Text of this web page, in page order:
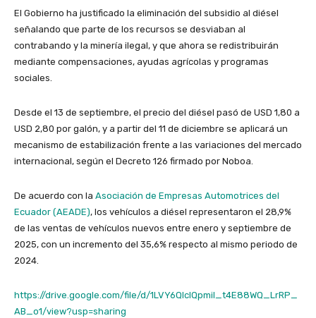
El Gobierno ha justificado la eliminación del subsidio al diésel
señalando que parte de los recursos se desviaban al
contrabando y la minería ilegal, y que ahora se redistribuirán
mediante compensaciones, ayudas agrícolas y programas
sociales.
Desde el 13 de septiembre, el precio del diésel pasó de USD 1,80 a
USD 2,80 por galón, y a partir del 11 de diciembre se aplicará un
mecanismo de estabilización frente a las variaciones del mercado
internacional, según el Decreto 126 firmado por Noboa.
De acuerdo con la Asociación de Empresas Automotrices del
Ecuador (AEADE), los vehículos a diésel representaron el 28,9%
de las ventas de vehículos nuevos entre enero y septiembre de
2025, con un incremento del 35,6% respecto al mismo periodo de
2024.
https://drive.google.com/file/d/1LVY6QlclQpmil_t4E88WQ_LrRP_
AB_o1/view?usp=sharing